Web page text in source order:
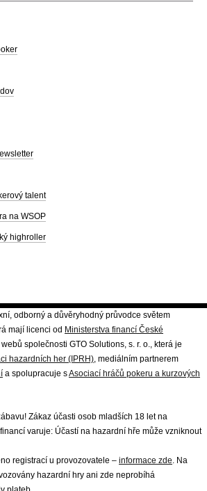
talent
na WSOP
highroller
odborný a důvěryhodný průvodce světem
mají licenci od Ministerstva financí České
společnosti GTO Solutions, s. r. o., která je
hazardních her (IPRH) , mediálním partnerem
a spolupracuje sAsociací hráčů pokeru a kurzových
Zákaz účasti osob mladších 18 let na
varuje: Účastí na hazardní hře může vzniknout
registrací u provozovatele – informace zde . Na
hazardní hry ani zde neprobíhá